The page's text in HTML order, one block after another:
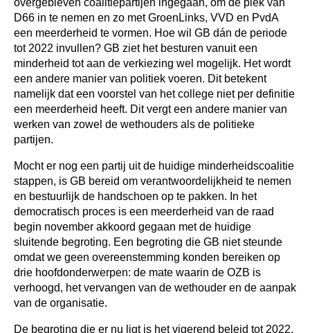
D66 in te nemen en zo met GroenLinks, VVD en PvdA
een meerderheid te vormen. Hoe wil GB dán de periode
tot 2022 invullen? GB ziet het besturen vanuit een
minderheid tot aan de verkiezing wel mogelijk. Het wordt
een andere manier van politiek voeren. Dit betekent
namelijk dat een voorstel van het college niet per definitie
een meerderheid heeft. Dit vergt een andere manier van
werken van zowel de wethouders als de politieke
partijen.
Mocht er nog een partij uit de huidige minderheidscoalitie
stappen, is GB bereid om verantwoordelijkheid te nemen
en bestuurlijk de handschoen op te pakken. In het
democratisch proces is een meerderheid van de raad
begin november akkoord gegaan met de huidige
sluitende begroting. Een begroting die GB niet steunde
omdat we geen overeenstemming konden bereiken op
drie hoofdonderwerpen: de mate waarin de OZB is
verhoogd, het vervangen van de wethouder en de aanpak
van de organisatie.
De begroting die er nu ligt is het vigerend beleid tot 2022.